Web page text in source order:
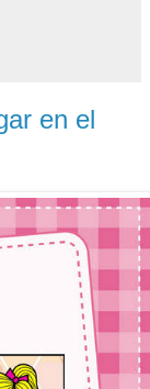
en el